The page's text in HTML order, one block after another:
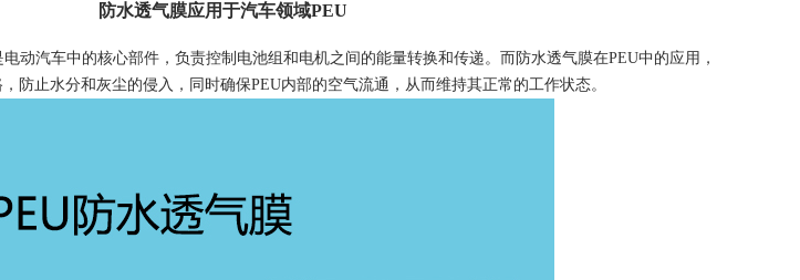
防水透气膜应用于汽车领域PEU
动汽车中的核心部件，负责控制电池组和电机之间的能量转换和传递。而防水透气膜在PEU中的应用，
防止水分和灰尘的侵入，同时确保PEU内部的空气流通，从而维持其正常的工作状态。